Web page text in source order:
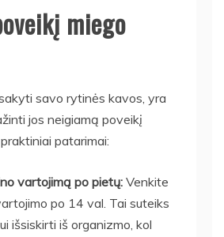
miego
savo rytinės kavos, yra
jos neigiamą poveikį
patarimai:
vartojimą po pietų: Venkite
po 14 val. Tai suteiks
išsiskirti iš organizmo, kol